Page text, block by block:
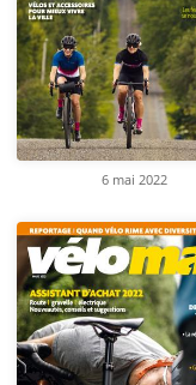
6 mai 2022